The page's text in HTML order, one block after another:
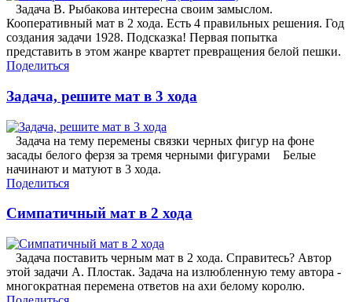
Задача В. Рыбакова интересна своим замыслом.
Кооперативный мат в 2 хода. Есть 4 правильных решения. Год
создания задачи 1928. Подсказка! Первая попытка
представить в этом жанре квартет превращения белой пешки.
Поделиться
Задача, решите мат в 3 хода
Задача на тему перемены связки черных фигур на фоне
засады белого ферзя за тремя черными фигурами Белые
начинают и матуют в 3 хода.
Поделиться
Симпатичный мат в 2 хода
Задача поставить черным мат в 2 хода. Справитесь? Автор
этой задачи А. Плостак. Задача на излюбленную тему автора -
многократная перемена ответов на ахи белому королю.